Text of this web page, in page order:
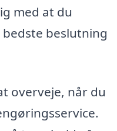
med at du
beslutning
overveje, når du